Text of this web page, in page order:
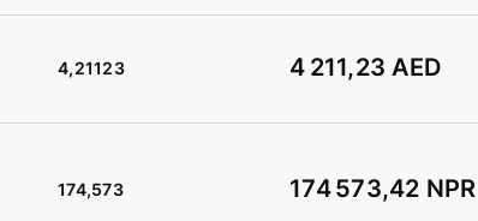
4,21123 4 211,23 AED
174,573 174 573,42 NPR